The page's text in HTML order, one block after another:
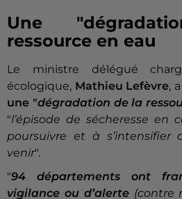
Une
ressource en eau
Le ministre délégué
écologique, Mathieu Lefèvre,
une "dégradation de la
"l’épisode de sécheresse en
poursuivre et à s’intensifier
venir".
"94 départements ont
vigilance ou d’alerte(contre